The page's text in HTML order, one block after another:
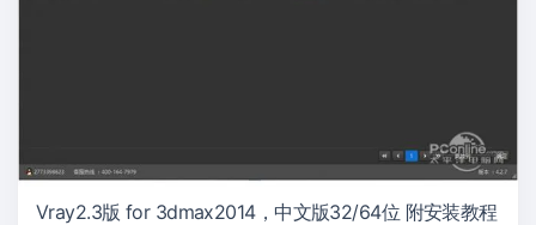
Vray2.3版 for 3dmax2014，中文版32/64位 附安装教程